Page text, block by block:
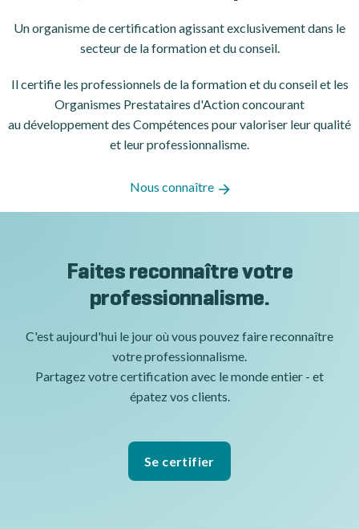
Un organisme de certificationagissant exclusivement dans le
secteur de la formation et du conseil.
Il certifie les professionnels de la formation et du conseil et les
Organismes Prestataires d'Action concourant
au développement des Compétences pour valoriser leur qualité
et leur professionnalisme.
Nous connaître
Faites reconnaître votre
professionnalisme.
C'est aujourd'hui le jour où vous pouvez faire reconnaître
votre professionnalisme.
Partagez votre certification avec le monde entier - et
épatez vos clients.
Se certifier